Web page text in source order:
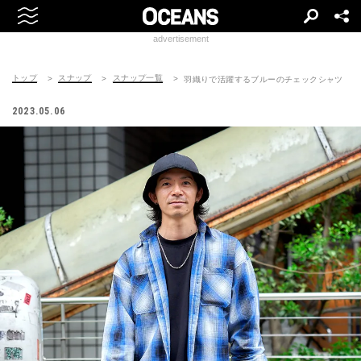
advertisement
トップ スナップ スナップ一覧 羽織りで活躍するブルーのチェックシャツ
2023.05.06